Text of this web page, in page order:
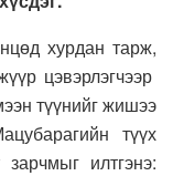
хурдан тарж,
цэвэрлэгчээр
түүнийг жишээ
түүх
илтгэнэ: